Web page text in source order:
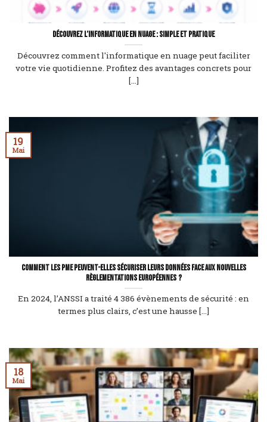
Découvrez l’informatique en nuage : simple et pratique
Découvrez comment l'informatique en nuage peut faciliter
votre vie quotidienne. Profitez des avantages concrets pour
[...]
Comment les PME peuvent-elles sécuriser leurs données face aux nouvelles
règlementations européennes ?
En 2024, l’ANSSI a traité 4 386 évènements de sécurité : en
termes plus clairs, c’est une hausse [...]
19
Mai
18
Mai